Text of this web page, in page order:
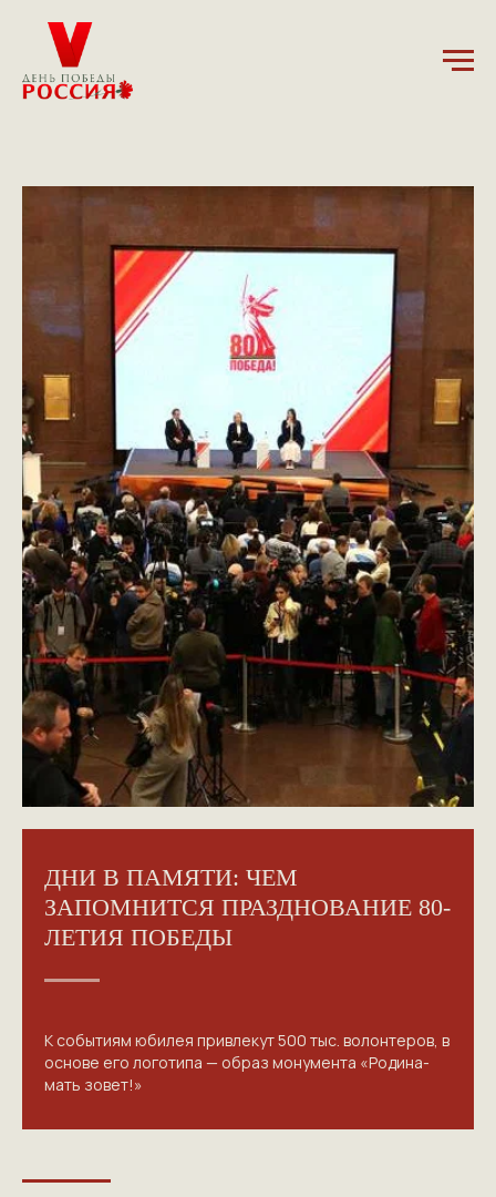
ДНИ В ПАМЯТИ: ЧЕМ
ЗАПОМНИТСЯ ПРАЗДНОВАНИЕ 80-
ЛЕТИЯ ПОБЕДЫ
К событиям юбилея привлекут 500 тыс. волонтеров, в
основе его логотипа — образ монумента «Родина-
мать зовет!»